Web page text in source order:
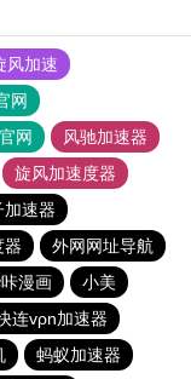
风加速
网
网
风驰加速器
旋风加速度器
加速器
器
外网网址导航
漫画
小美
连vρn加速器
蚂蚁加速器